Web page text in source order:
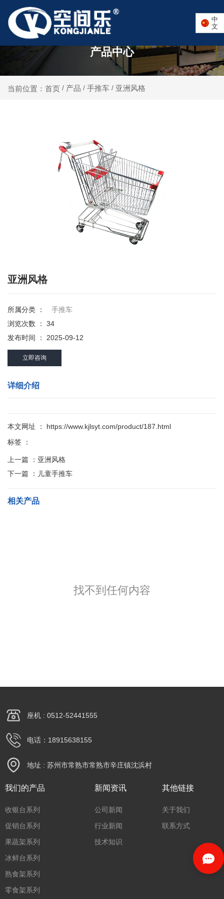
中
文
产品中心
当前位置：首页 / 产品 / 手推车 / 亚洲风格
亚洲风格
所属分类 ：
手推车
浏览次数 ： 34
发布时间 ： 2025-09-12
立即咨询
详细介绍
本文网址 ： https://www.kjlsyt.com/product/187.html
标签 ：
上一篇 ： 亚洲风格
下一篇 ： 儿童手推车
相关产品
找不到任何内容
座机 : 0512-52441555
电话：18915638155
地址 : 苏州市常熟市常熟市辛庄镇沈浜村
我们的产品
收银台系列
促销台系列
果蔬架系列
冰鲜台系列
熟食架系列
零食架系列
新闻资讯
公司新闻
行业新闻
技术知识
其他链接
关于我们
联系方式